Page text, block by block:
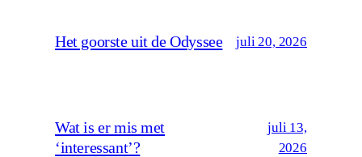
Het goorste uit de Odyssee juli 20, 2026
Wat is er mis met
‘interessant’?
juli 13,
2026